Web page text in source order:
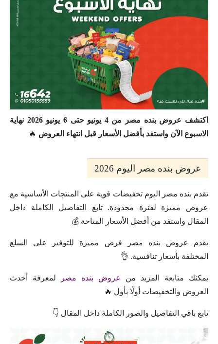
اكتشف عروض بنده مصر من 4 يونيو حتى 6 يونيو 2026 نهاية
الاسبوع الآن واستفد بأفضل الأسعار قبل انتهاء العروض 🔥
عروض بنده مصر اليوم 2026
تقدم بنده مصر اليوم تخفيضات قوية على المنتجات الأساسية مع
عروض مميزة لفترة محدودة. تابع التفاصيل الكاملة داخل
المقال واستفد من أفضل الأسعار المتاحة 💰
يقدم عروض بنده مصر فرص مميزة للتوفير على السلع
المختلفة بأسعار تنافسية. 👌
يمكنك متابعة المزيد من عروض بنده مصر
لمعرفة أحدث
العروض والتخفيضات أولًا بأول 🔥
تابع باقي التفاصيل والصور الكاملة داخل المقال 👇